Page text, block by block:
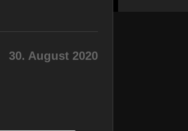
30. August 2020